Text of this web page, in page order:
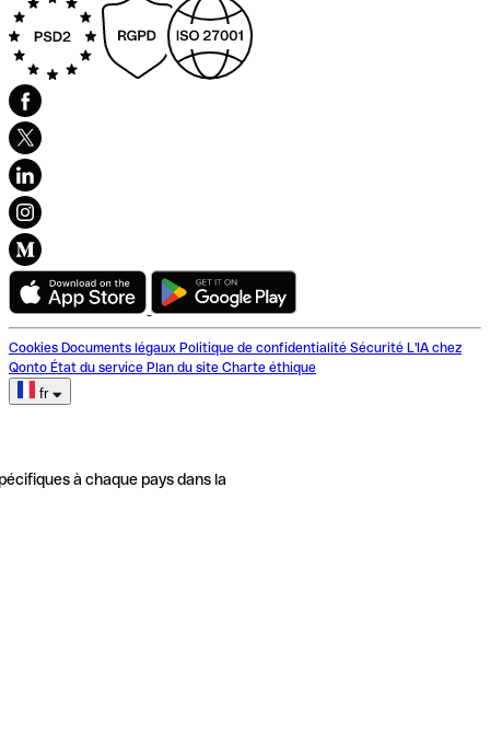
Cookies Documents légaux Politique de confidentialité Sécurité L'IA chez
Qonto État du service Plan du site Charte éthique
fr
à chaque pays dans la